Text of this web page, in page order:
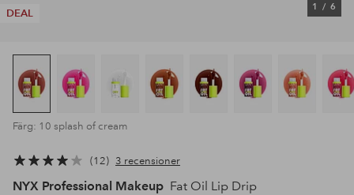
DEAL
1 / 6
Färg: 10 splash of cream
12 3 recensioner
NYX Professional Makeup Fat Oil Lip Drip